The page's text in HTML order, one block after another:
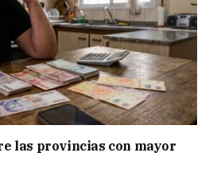
las provincias con mayor